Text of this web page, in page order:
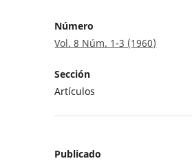
Número
Vol. 8 Núm. 1-3 (1960)
Sección
Artículos
Publicado